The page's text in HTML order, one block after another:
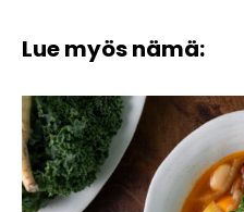
Lue myös nämä: